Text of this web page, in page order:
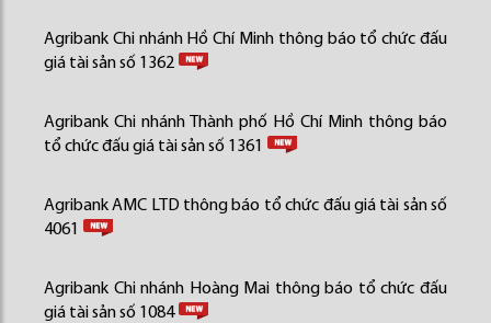
Agribank Chi nhánh Hồ Chí Minh thông báo tổ chức đấu
giá tài sản số 1362
Agribank Chi nhánh Thành phố Hồ Chí Minh thông báo
tổ chức đấu giá tài sản số 1361
Agribank AMC LTD thông báo tổ chức đấu giá tài sản số
4061
Agribank Chi nhánh Hoàng Mai thông báo tổ chức đấu
giá tài sản số 1084